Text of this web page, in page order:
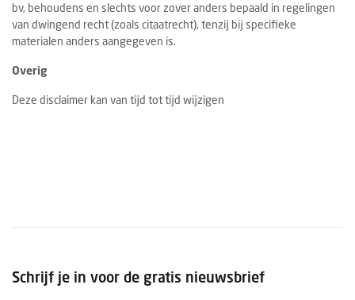
bv, behoudens en slechts voor zover anders bepaald in regelingen
van dwingend recht (zoals citaatrecht), tenzij bij specifieke
materialen anders aangegeven is.
Overig
Deze disclaimer kan van tijd tot tijd wijzigen
Schrijf je in voor de gratis nieuwsbrief